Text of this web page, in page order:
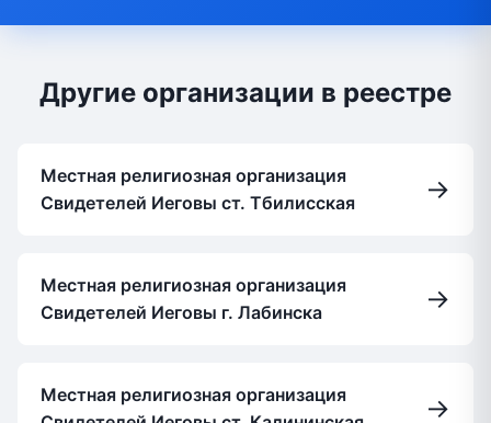
Другие организации в реестре
Местная религиозная организация
Свидетелей Иеговы ст. Тбилисская
→
Местная религиозная организация
Свидетелей Иеговы г. Лабинска
→
Местная религиозная организация
→